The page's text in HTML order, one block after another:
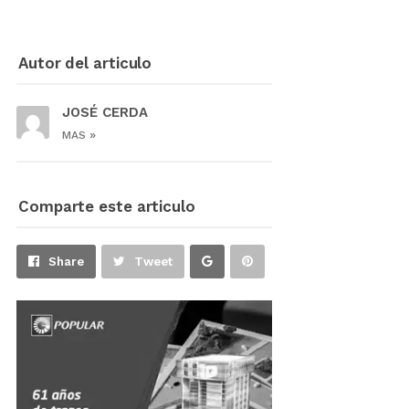
Autor del articulo
JOSÉ CERDA
MAS »
Comparte este articulo
Share Tweet Share
Google+
Pin